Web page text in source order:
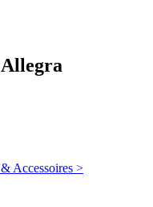
Accessoires >